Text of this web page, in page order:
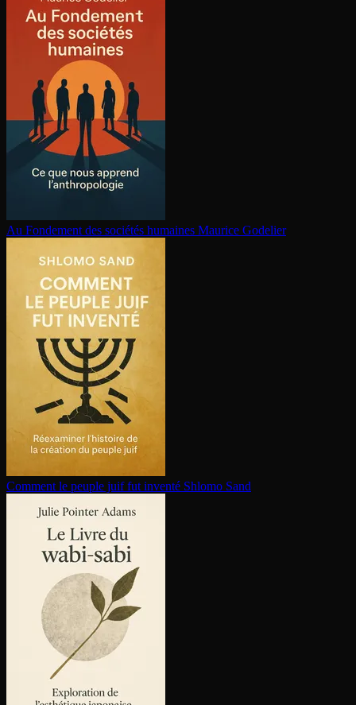
Au Fondement des sociétés humaines Maurice Godelier
Comment le peuple juif fut inventé Shlomo Sand